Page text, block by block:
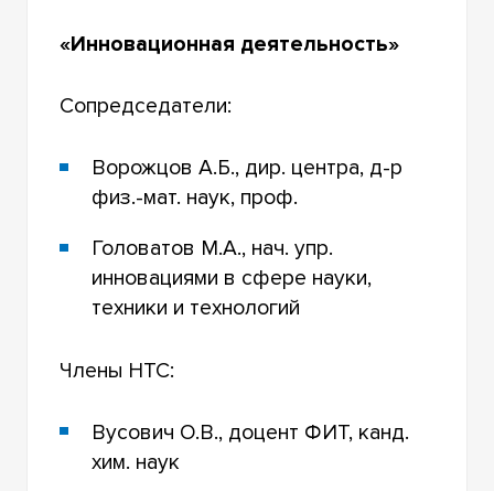
«Инновационная деятельность»
Сопредседатели:
Ворожцов А.Б., дир. центра, д-р
физ.-мат. наук, проф.
Головатов М.А., нач. упр.
инновациями в сфере науки,
техники и технологий
Члены НТС:
Вусович О.В., доцент ФИТ, канд.
хим. наук